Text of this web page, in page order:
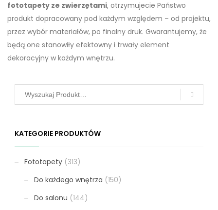
fototapety ze zwierzętami, otrzymujecie Państwo
produkt dopracowany pod każdym względem – od projektu,
przez wybór materiałów, po finalny druk. Gwarantujemy, że
będą one stanowiły efektowny i trwały element
dekoracyjny w każdym wnętrzu.
KATEGORIE PRODUKTÓW
Fototapety (313)
Do każdego wnętrza (150)
Do salonu (144)